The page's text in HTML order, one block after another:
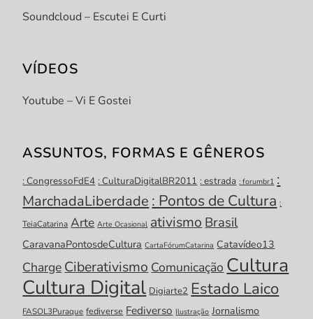
Soundcloud – Escutei E Curti
VÍDEOS
Youtube – Vi E Gostei
ASSUNTOS, FORMAS E GÊNEROS
: CongressoFdE4 : CulturaDigitalBR2011 : estrada : forumbr1 :
MarchadaLiberdade : Pontos de Cultura :
TeiaCatarina Arte Arte Ocasional ativismo Brasil
CaravanaPontosdeCultura CartaFórumCatarina Catavídeo13
Charge Ciberativismo Comunicação Cultura
Cultura Digital Digiarte2 Estado Laico
FASOL3Puraque fediverse Fediverso Ilustração Jornalismo